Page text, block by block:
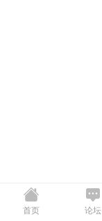
首页 论坛